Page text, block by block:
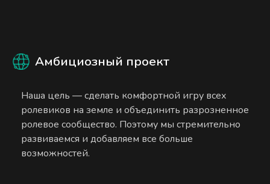
Амбициозный проект
Наша цель — сделать комфортной игру всех
ролевиков на земле и объединить разрозненное
ролевое сообщество. Поэтому мы стремительно
развиваемся и добавляем все больше
возможностей.